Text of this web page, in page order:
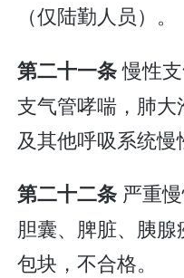
（仅陆勤人员）。
第二十一条慢性
支气管哮喘，肺
及其他呼吸系统慢
第二十二条 严重
胆囊、脾脏、胰
包块，不合格。